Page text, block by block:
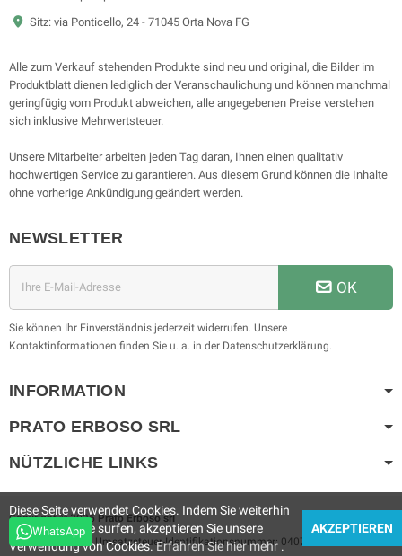
Sitz: via Ponticello, 24 - 71045 Orta Nova FG
Alle zum Verkauf stehenden Produkte sind neu und original, die Bilder im
Produktblatt dienen lediglich der Veranschaulichung und können manchmal
geringfügig vom Produkt abweichen, alle angegebenen Preise verstehen
sich inklusive Mehrwertsteuer.
Unsere Mitarbeiter arbeiten jeden Tag daran, Ihnen einen qualitativ
hochwertigen Service zu garantieren. Aus diesem Grund können die Inhalte
ohne vorherige Ankündigung geändert werden.
NEWSLETTER
OK
Sie können Ihr Einverständnis jederzeit widerrufen. Unsere
Kontaktinformationen finden Sie u. a. in der Datenschutzerklärung.
INFORMATION
PRATO ERBOSO SRL
NÜTZLICHE LINKS
Copyright © 2025 Prato Erbososrl
Prato Erboso srl - Umsatzsteuer-Identifikationsnummer: 04074960719
Diese Seite verwendet Cookies. Indem Sie weiterhin
auf der Website surfen, akzeptieren Sie unsere
Verwendung von Cookies.Erfahren Sie hier mehr .
AKZEPTIEREN
WhatsApp